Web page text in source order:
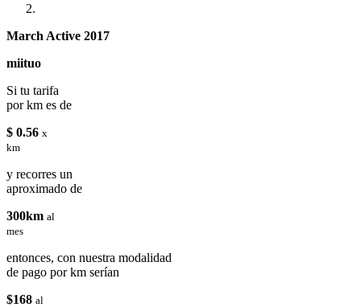
March Active 2017
miituo
Si tu tarifa
por km es de
$ 0.56 x
km
y recorres un
aproximado de
300km al
mes
entonces, con nuestra modalidad
de pago por km serían
$168 al